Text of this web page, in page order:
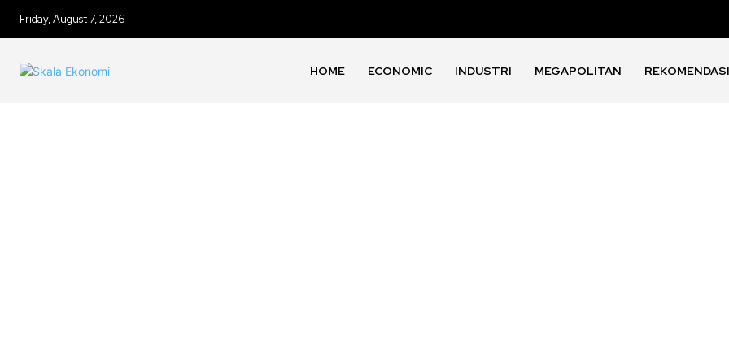
Friday, August 7, 2026
HOME ECONOMIC INDUSTRI MEGAPOLITAN REKOMENDASI